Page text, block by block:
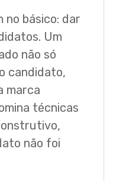
no básico: dar
Um
não só
candidato,
marca
técnicas
não foi